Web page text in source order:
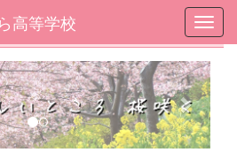
高等学校
n
e
x
t